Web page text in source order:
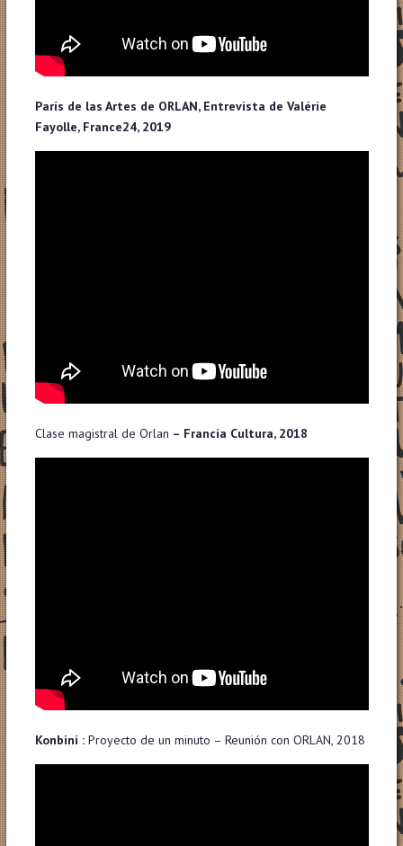
París de las Artes de ORLAN, Entrevista de Valérie
Fayolle, France24, 2019
Clase magistral de Orlan – Francia Cultura, 2018
Konbini : Proyecto de un minuto – Reunión con ORLAN, 2018